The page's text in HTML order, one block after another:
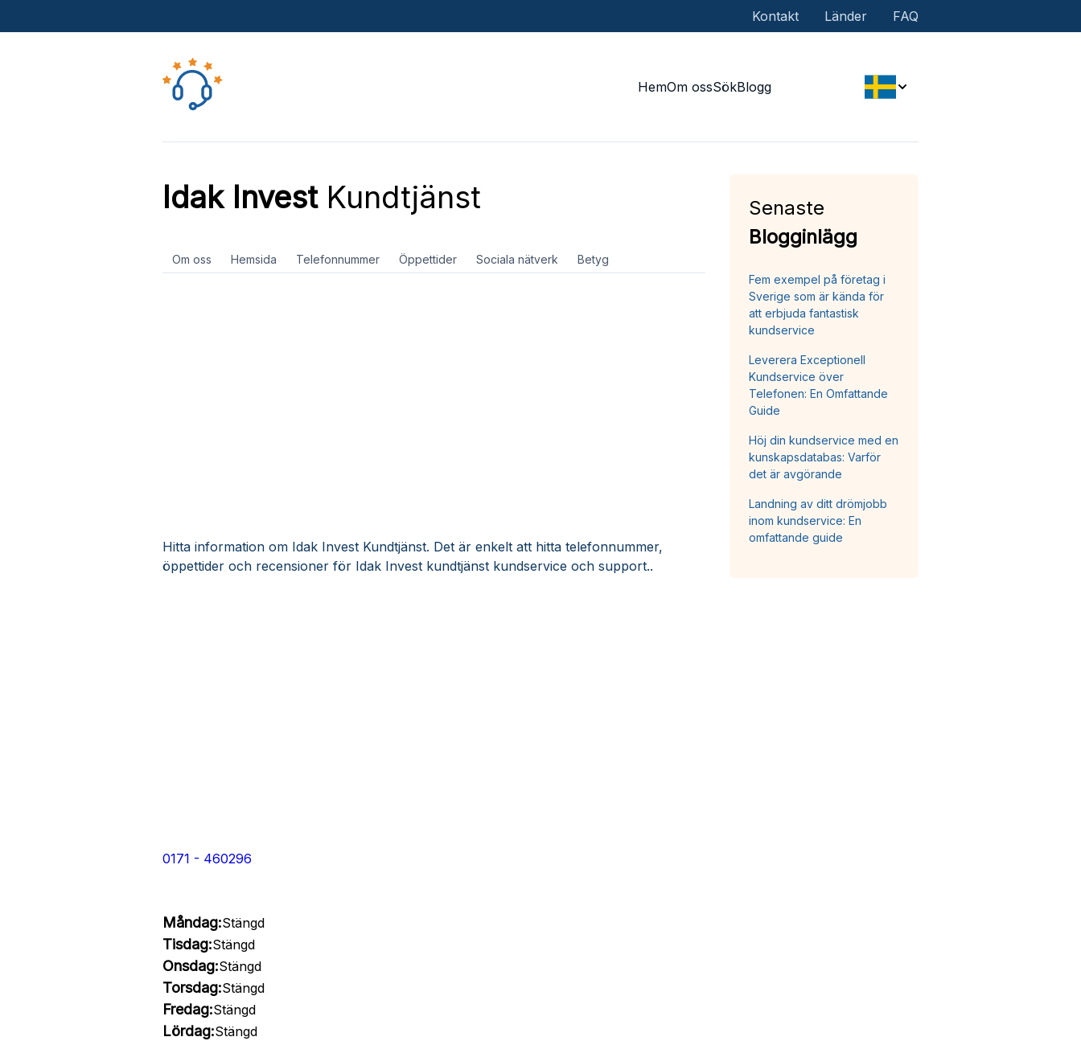
Kontakt Länder FAQ
HemOm ossSökBlogg
Idak InvestKundtjänst
Om oss Hemsida Telefonnummer Öppettider Sociala nätverk Betyg
Hitta information om Idak Invest Kundtjänst. Det är enkelt att hitta telefonnummer,
öppettider och recensioner för Idak Invest kundtjänst kundservice och support..
0171 - 460296
Måndag:Stängd
Tisdag:Stängd
Onsdag:Stängd
Torsdag:Stängd
Fredag:Stängd
Lördag:Stängd
Senaste
Blogginlägg
Fem exempel på företag i
Sverige som är kända för
att erbjuda fantastisk
kundservice
Leverera Exceptionell
Kundservice över
Telefonen: En Omfattande
Guide
Höj din kundservice med en
kunskapsdatabas: Varför
det är avgörande
Landning av ditt drömjobb
inom kundservice: En
omfattande guide